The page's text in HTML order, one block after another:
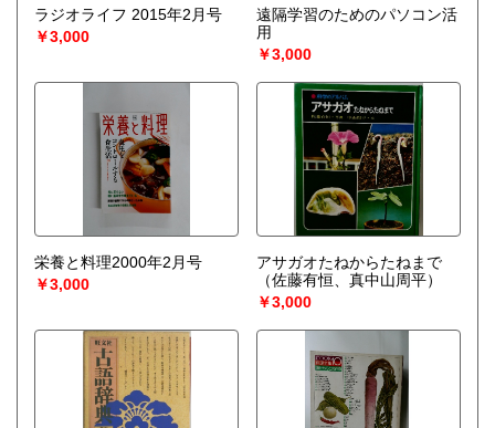
ラジオライフ 2015年2月号
￥3,000
遠隔学習のためのパソコン活
用
￥3,000
栄養と料理2000年2月号
￥3,000
アサガオたねからたねまで
（佐藤有恒、真中山周平）
￥3,000